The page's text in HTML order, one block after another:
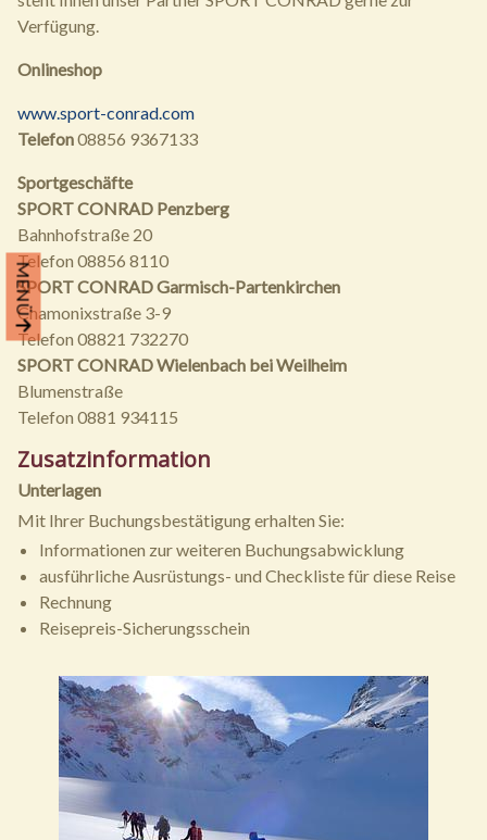
MENÜ
Verfügung.
Onlineshop
www.sport-conrad.com
Telefon08856 9367133
Sportgeschäfte
SPORT CONRAD Penzberg
Bahnhofstraße 20
Telefon 08856 8110
SPORT CONRAD Garmisch-Partenkirchen
Chamonixstraße 3-9
Telefon 08821 732270
SPORT CONRAD Wielenbach bei Weilheim
Blumenstraße
Telefon 0881 934115
Zusatzinformation
Unterlagen
Mit Ihrer Buchungsbestätigung erhalten Sie:
Informationen zur weiteren Buchungsabwicklung
ausführliche Ausrüstungs- und Checkliste für diese Reise
Rechnung
Reisepreis-Sicherungsschein